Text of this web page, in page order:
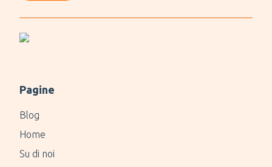
Pagine
Blog
Home
Su di noi